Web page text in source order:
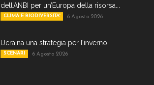
dell’ANBI per un’Europa della risorsa...
CLIMA E BIODIVERSITA' 6 Agosto 2026
Ucraina una strategia per l’inverno
SCENARI 6 Agosto 2026